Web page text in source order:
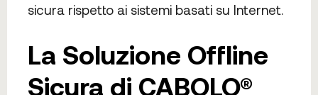
sicura rispetto ai sistemi basati su Internet.
La Soluzione Offline
Sicura di CABOLO®